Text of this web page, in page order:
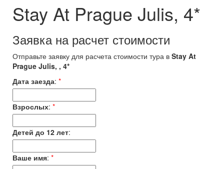
Stay At Prague Julis, 4*
Заявка на расчет стоимости
Отправьте заявку для расчета стоимости тура в Stay At
Prague Julis, , 4*
Дата заезда: *
Взрослых: *
Детей до 12 лет:
Ваше имя: *